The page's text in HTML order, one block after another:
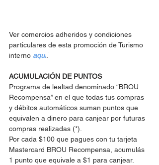
Ver comercios adheridos y condiciones
particulares de esta promoción de Turismo
interno aquí
ACUMULACIÓN DE PUNTOS
Programa de lealtad denominado “BROU
Recompensa” en el que todas tus compras
y débitos automáticos suman puntos que
equivalen a dinero para canjear por futuras
compras realizadas (*).
Por cada $100 que pagues con tu tarjeta
Mastercard BROU Recompensa, acumulás
1 punto que equivale a $1 para canjear.